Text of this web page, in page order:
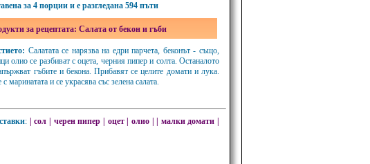
за 4 порции и е разгледана 594 пъти
за рецептата: Салата от бекон и гъби
Салатата се нарязва на едри парчета, беконът - също,
олио се разбиват с оцета, черния пипер и солта. Останалото
гъбите и бекона. Прибавят се целите домати и лука.
и се украсява със зелена салата.
: |сол черен пипер оцет олио малки домати